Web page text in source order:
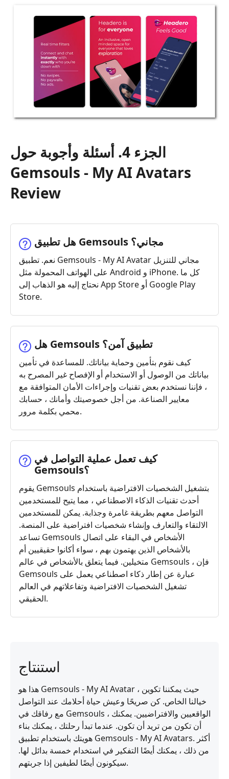
الجزء 4. أسئلة وأجوبة حول
Gemsouls - My AI Avatars
Review
هل تطبيق Gemsouls مجاني؟
نعم. تطبيق Gemsouls - My AI Avatar مجاني للتنزيل
على الهواتف المحمولة مثل Android و iPhone. كل ما
نحتاج إليه هو الذهاب إلى App Store أو Google Play
Store.
هل Gemsouls تطبيق آمن؟
كيف نقوم بتأمين وحماية بياناتك. للمساعدة في تأمين
بياناتك من الوصول أو الاستخدام أو الإفصاح غير المصرح به
، فإننا نستخدم بعض تقنيات وإجراءات الأمان المتوافقة مع
معايير الصناعة. من أجل خصوصيتك وأمانك ، حسابك
محمي بكلمة مرور.
كيف تعمل عملية التواصل في
Gemsouls؟
يقوم Gemsouls بتشغيل الشخصيات الافتراضية باستخدام
أحدث تقنيات الذكاء الاصطناعي ، مما يتيح للمستخدمين
التواصل معهم بطريقة غامرة وجذابة. يمكن للمستخدمين
الالتقاء والتعارف وإنشاء شخصيات افتراضية على المنصة.
تساعد Gemsouls الأشخاص في البقاء على اتصال
بالأشخاص الذين يهتمون بهم ، سواء أكانوا حقيقيين أم
متخيلين. فيما يتعلق بالأشخاص في عالم Gemsouls ، فإن
Gemsouls عبارة عن إطار ذكاء اصطناعي يعمل على
تشغيل الشخصيات الافتراضية وتفاعلاتهم في العالم
الحقيقي.
استنتاج
هذا هو Gemsouls - My AI Avatar ، حيث يمكننا تكوين
خيالنا الخاص. كن صريحًا وعيش حياة أحلامك عند التواصل
مع رفاقك في Gemsouls ، الواقعيين والافتراضيين. يمكنك
أن تكون من تريد أن تكون. عندما تبدأ رحلتك ، يمكنك بناء
هويتك باستخدام تطبيق Gemsouls - My AI Avatars. أكثر
من ذلك ، يمكنك أيضًا التفكير في استخدام خمسة بدائل لها.
سيكونون أيضًا لطيفين إذا جربتهم.